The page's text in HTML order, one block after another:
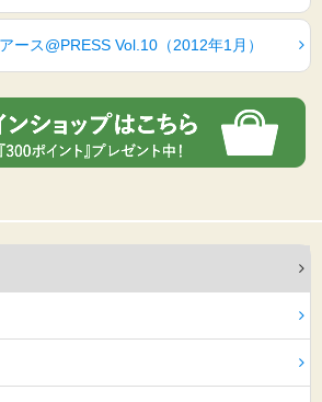
ース@PRESS Vol.10（2012年1月）